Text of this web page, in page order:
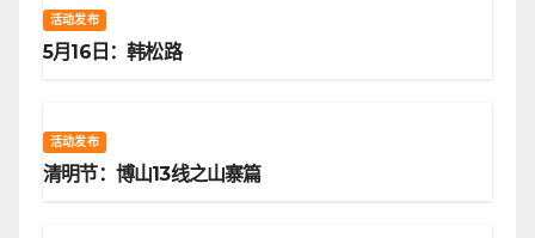
活动发布
5月16日：韩松路
活动发布
清明节：博山13线之山寨篇